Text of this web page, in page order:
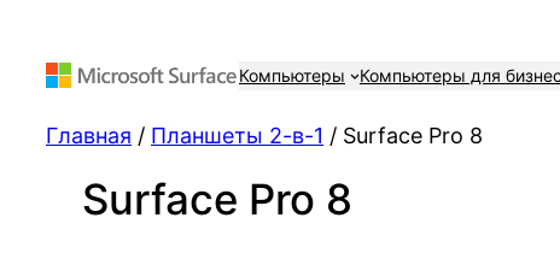
Компьютеры Компьютеры для
Главная / Планшеты 2-в-1 / Surface Pro 8
Surface Pro 8